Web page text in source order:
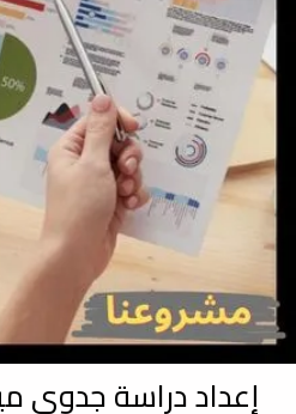
إعداد دراسة جدوى